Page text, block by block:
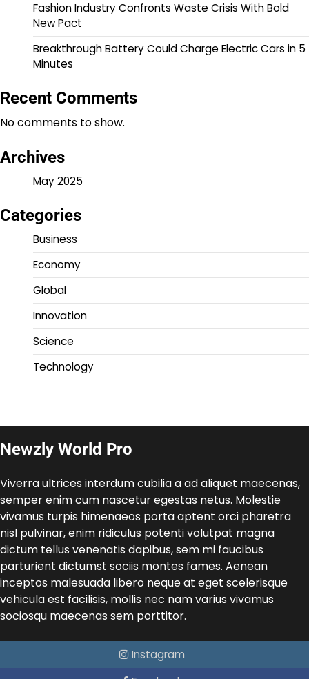
Fashion Industry Confronts Waste Crisis With Bold
New Pact
Breakthrough Battery Could Charge Electric Cars in 5
Minutes
Recent Comments
No comments to show.
Archives
May 2025
Categories
Business
Economy
Global
Innovation
Science
Technology
Newzly World Pro
Viverra ultrices interdum cubilia a ad aliquet maecenas,
semper enim cum nascetur egestas netus. Molestie
vivamus turpis himenaeos porta aptent orci pharetra
nisl pulvinar, enim ridiculus potenti volutpat magna
dictum tellus venenatis dapibus, sem mi faucibus
parturient dictumst sociis montes fames. Aenean
inceptos malesuada libero neque at eget scelerisque
vehicula est facilisis, mollis nec nam varius vivamus
sociosqu maecenas sem porttitor.
Instagram